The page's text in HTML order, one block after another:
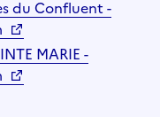
du Confluent -
MARIE -